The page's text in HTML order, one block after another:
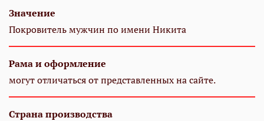
Значение
Покровитель мужчин по имени Никита
Рама и оформление
могут отличаться от представленных на сайте.
Страна производства